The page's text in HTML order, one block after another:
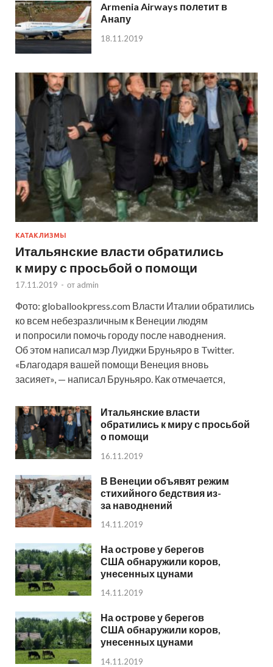
Armenia Airways полетит в
Анапу
18.11.2019
КАТАКЛИЗМЫ
Итальянские власти обратились
к миру с просьбой о помощи
17.11.2019 - от admin
Фото: globallookpress.com Власти Италии обратились
ко всем небезразличным к Венеции людям
и попросили помочь городу после наводнения.
Об этом написал мэр Луиджи Бруньяро в Twitter.
«Благодаря вашей помощи Венеция вновь
засияет», — написал Бруньяро. Как отмечается,
Итальянские власти
обратились к миру с просьбой
о помощи
16.11.2019
В Венеции объявят режим
стихийного бедствия из-
за наводнений
14.11.2019
На острове у берегов
США обнаружили коров,
унесенных цунами
14.11.2019
На острове у берегов
США обнаружили коров,
унесенных цунами
14.11.2019